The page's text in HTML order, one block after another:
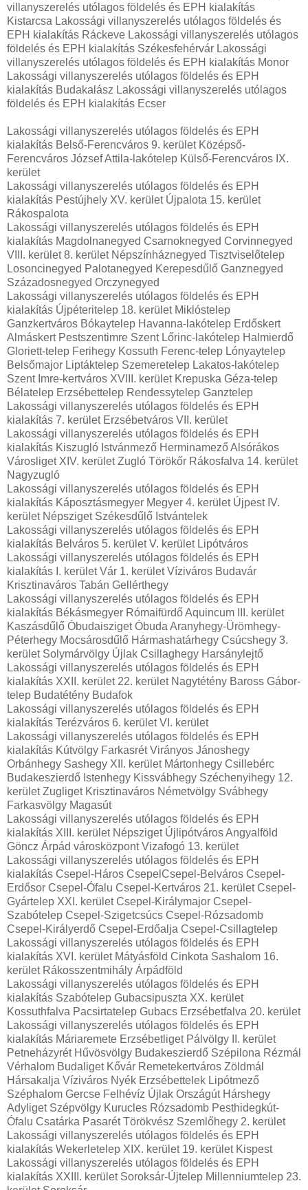
villanyszerelés utólagos földelés és EPH kialakítás
Kistarcsa Lakossági villanyszerelés utólagos földelés és
EPH kialakítás Ráckeve Lakossági villanyszerelés utólagos
földelés és EPH kialakítás Székesfehérvár Lakossági
villanyszerelés utólagos földelés és EPH kialakítás Monor
Lakossági villanyszerelés utólagos földelés és EPH
kialakítás Budakalász Lakossági villanyszerelés utólagos
földelés és EPH kialakítás Ecser
Lakossági villanyszerelés utólagos földelés és EPH
kialakítás Belső-Ferencváros 9. kerület Középső-
Ferencváros József Attila-lakótelep Külső-Ferencváros IX.
kerület
Lakossági villanyszerelés utólagos földelés és EPH
kialakítás Pestújhely XV. kerület Újpalota 15. kerület
Rákospalota
Lakossági villanyszerelés utólagos földelés és EPH
kialakítás Magdolnanegyed Csarnoknegyed Corvinnegyed
VIII. kerület 8. kerület Népszínháznegyed Tisztviselőtelep
Losoncinegyed Palotanegyed Kerepesdűlő Ganznegyed
Századosnegyed Orczynegyed
Lakossági villanyszerelés utólagos földelés és EPH
kialakítás Újpéteritelep 18. kerület Miklóstelep
Ganzkertváros Bókaytelep Havanna-lakótelep Erdőskert
Almáskert Pestszentimre Szent Lőrinc-lakótelep Halmierdő
Gloriett-telep Ferihegy Kossuth Ferenc-telep Lónyaytelep
Belsőmajor Liptáktelep Szemeretelep Lakatos-lakótelep
Szent Imre-kertváros XVIII. kerület Krepuska Géza-telep
Bélatelep Erzsébettelep Rendessytelep Ganztelep
Lakossági villanyszerelés utólagos földelés és EPH
kialakítás 7. kerület Erzsébetváros VII. kerület
Lakossági villanyszerelés utólagos földelés és EPH
kialakítás Kiszugló Istvánmező Herminamező Alsórákos
Városliget XIV. kerület Zugló Törökőr Rákosfalva 14. kerület
Nagyzugló
Lakossági villanyszerelés utólagos földelés és EPH
kialakítás Káposztásmegyer Megyer 4. kerület Újpest IV.
kerület Népsziget Székesdűlő Istvántelek
Lakossági villanyszerelés utólagos földelés és EPH
kialakítás Belváros 5. kerület V. kerület Lipótváros
Lakossági villanyszerelés utólagos földelés és EPH
kialakítás I. kerület Vár 1. kerület Víziváros Budavár
Krisztinaváros Tabán Gellérthegy
Lakossági villanyszerelés utólagos földelés és EPH
kialakítás Békásmegyer Rómaifürdő Aquincum III. kerület
Kaszásdűlő Óbudaisziget Óbuda Aranyhegy-Ürömhegy-
Péterhegy Mocsárosdűlő Hármashatárhegy Csúcshegy 3.
kerület Solymárvölgy Újlak Csillaghegy Harsánylejtő
Lakossági villanyszerelés utólagos földelés és EPH
kialakítás XXII. kerület 22. kerület Nagytétény Baross Gábor-
telep Budatétény Budafok
Lakossági villanyszerelés utólagos földelés és EPH
kialakítás Terézváros 6. kerület VI. kerület
Lakossági villanyszerelés utólagos földelés és EPH
kialakítás Kútvölgy Farkasrét Virányos Jánoshegy
Orbánhegy Sashegy XII. kerület Mártonhegy Csillebérc
Budakeszierdő Istenhegy Kissvábhegy Széchenyihegy 12.
kerület Zugliget Krisztinaváros Németvölgy Svábhegy
Farkasvölgy Magasút
Lakossági villanyszerelés utólagos földelés és EPH
kialakítás XIII. kerület Népsziget Újlipótváros Angyalföld
Göncz Árpád városközpont Vizafogó 13. kerület
Lakossági villanyszerelés utólagos földelés és EPH
kialakítás Csepel-Háros CsepelCsepel-Belváros Csepel-
Erdősor Csepel-Ófalu Csepel-Kertváros 21. kerület Csepel-
Gyártelep XXI. kerület Csepel-Királymajor Csepel-
Szabótelep Csepel-Szigetcsúcs Csepel-Rózsadomb
Csepel-Királyerdő Csepel-Erdőalja Csepel-Csillagtelep
Lakossági villanyszerelés utólagos földelés és EPH
kialakítás XVI. kerület Mátyásföld Cinkota Sashalom 16.
kerület Rákosszentmihály Árpádföld
Lakossági villanyszerelés utólagos földelés és EPH
kialakítás Szabótelep Gubacsipuszta XX. kerület
Kossuthfalva Pacsirtatelep Gubacs Erzsébetfalva 20. kerület
Lakossági villanyszerelés utólagos földelés és EPH
kialakítás Máriaremete Erzsébetliget Pálvölgy II. kerület
Petneházyrét Hűvösvölgy Budakeszierdő Szépilona Rézmál
Vérhalom Budaliget Kővár Remetekertváros Zöldmál
Hársakalja Víziváros Nyék Erzsébettelek Lipótmező
Széphalom Gercse Felhévíz Újlak Országút Hárshegy
Adyliget Szépvölgy Kurucles Rózsadomb Pesthidegkút-
Ófalu Csatárka Pasarét Törökvész Szemlőhegy 2. kerület
Lakossági villanyszerelés utólagos földelés és EPH
kialakítás Wekerletelep XIX. kerület 19. kerület Kispest
Lakossági villanyszerelés utólagos földelés és EPH
kialakítás XXIII. kerület Soroksár-Újtelep Millenniumtelep 23.